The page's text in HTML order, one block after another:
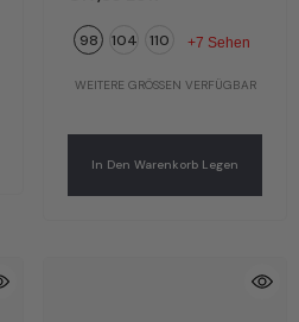
Walkiddy
98 104 110 +7 Sehen
WEITERE GRÖSSEN VERFÜGBAR
In Den Warenkorb Legen